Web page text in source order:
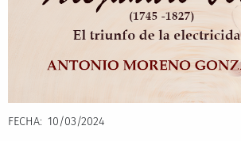
FECHA
10/03/2024